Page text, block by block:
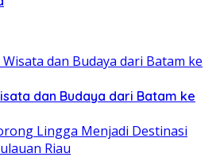
dan Budaya dari Batam ke